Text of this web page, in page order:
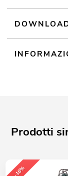
Prodotti
-16%